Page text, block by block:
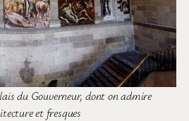
du Gouverneur, dont on admire
et fresques